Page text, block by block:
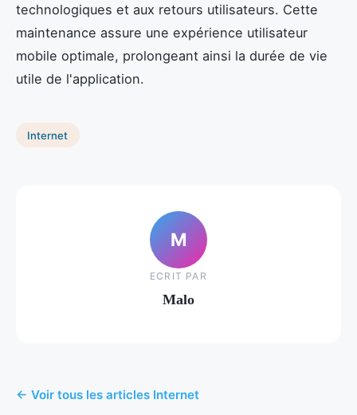
technologiques et aux retours utilisateurs. Cette
maintenance assure une expérience utilisateur
mobile optimale, prolongeant ainsi la durée de vie
utile de l'application.
Internet
M
ECRIT PAR
Malo
← Voir tous les articles Internet